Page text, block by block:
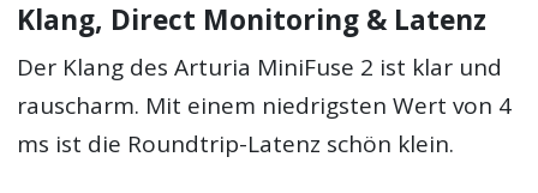
Klang, Direct Monitoring & Latenz
Der Klang des Arturia MiniFuse 2 ist klar und
rauscharm. Mit einem niedrigsten Wert von 4
ms ist die Roundtrip-Latenz schön klein.